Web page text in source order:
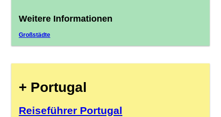
Weitere Informationen
Großstädte
+ Portugal
Reiseführer Portugal